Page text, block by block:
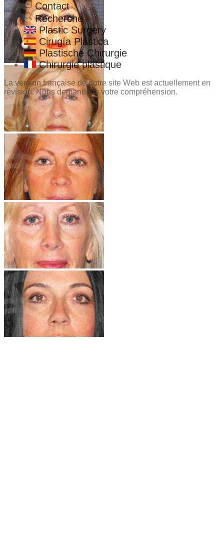
Contact
Recherche
Plastic Surgery
Cirugía Plástica
Plastische Chirurgie
Chirurgie plastique
La version française de notre site Web est actuellement en
révision. Nous demandons votre compréhension.